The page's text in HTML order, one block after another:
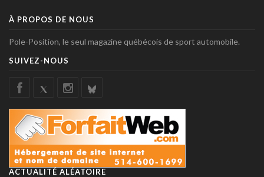
À PROPOS DE NOUS
Pole-Position, le seul magazine québécois de sport automobile.
SUIVEZ-NOUS
ACTUALITÉ ALÉATOIRE